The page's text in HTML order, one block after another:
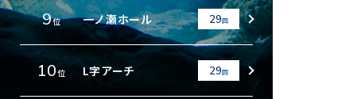
9位 一ノ瀬ホール 29回
10位 L字アーチ 29回